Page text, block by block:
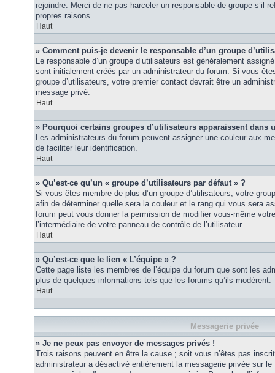
rejoindre. Merci de ne pas harceler un responsable de groupe s’il
propres raisons.
Haut
» Comment puis-je devenir le responsable d’un groupe
Le responsable d’un groupe d’utilisateurs est généralement
sont initialement créés par un administrateur du forum. Si vous
groupe d’utilisateurs, votre premier contact devrait être un
message privé.
Haut
» Pourquoi certains groupes d’utilisateurs apparaissent dans
Les administrateurs du forum peuvent assigner une couleur aux
de faciliter leur identification.
Haut
» Qu’est-ce qu’un « groupe d’utilisateurs par défaut » ?
Si vous êtes membre de plus d’un groupe d’utilisateurs, votre
afin de déterminer quelle sera la couleur et le rang qui vous sera
forum peut vous donner la permission de modifier vous-même
l’intermédiaire de votre panneau de contrôle de l’utilisateur.
Haut
» Qu’est-ce que le lien « L’équipe » ?
Cette page liste les membres de l’équipe du forum que sont les
plus de quelques informations tels que les forums qu’ils modèrent.
Haut
Messagerie privée
» Je ne peux pas envoyer de messages privés !
Trois raisons peuvent en être la cause ; soit vous n’êtes pas
administrateur a désactivé entièrement la messagerie privée sur